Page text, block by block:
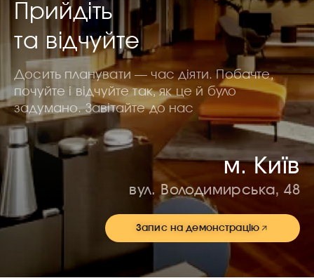
Прийдіть
та відчуйте
Досить планувати — час діяти. Побачте,
почуйте і відчуйте так, як це й було
задумано. Завітайте до нас
м. Київ
вул. Володимирська, 48
Запис на демонстрацію